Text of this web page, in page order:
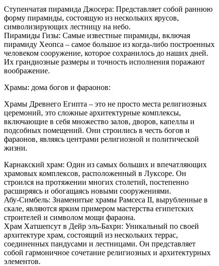
Ступенчатая пирамида Джосера: Представляет собой раннюю
форму пирамиды, состоящую из нескольких ярусов,
символизирующих лестницу на небо.
Пирамиды Гизы: Самые известные пирамиды, включая
пирамиду Хеопса – самое большое из когда-либо построенных
человеком сооружение, которое сохранилось до наших дней.
Их грандиозные размеры и точность исполнения поражают
воображение.
Храмы: дома богов и фараонов:
Храмы Древнего Египта – это не просто места религиозных
церемоний, это сложные архитектурные комплексы,
включающие в себя множество залов, дворов, капеллы и
подсобных помещений. Они строились в честь богов и
фараонов, являясь центрами религиозной и политической
жизни.
Карнакский храм: Один из самых больших и впечатляющих
храмовых комплексов, расположенный в Луксоре. Он
строился на протяжении многих столетий, постепенно
расширяясь и обогащаясь новыми сооружениями.
Абу-Симбель: Знаменитые храмы Рамсеса II, вырубленные в
скале, являются ярким примером мастерства египетских
строителей и символом мощи фараона.
Храм Хатшепсут в Дейр эль-Бахри: Уникальный по своей
архитектуре храм, состоящий из нескольких террас,
соединенных пандусами и лестницами. Он представляет
собой гармоничное сочетание религиозных и архитектурных
элементов.